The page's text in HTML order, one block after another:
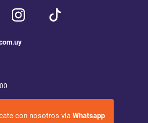
con nosotros via Whatsapp